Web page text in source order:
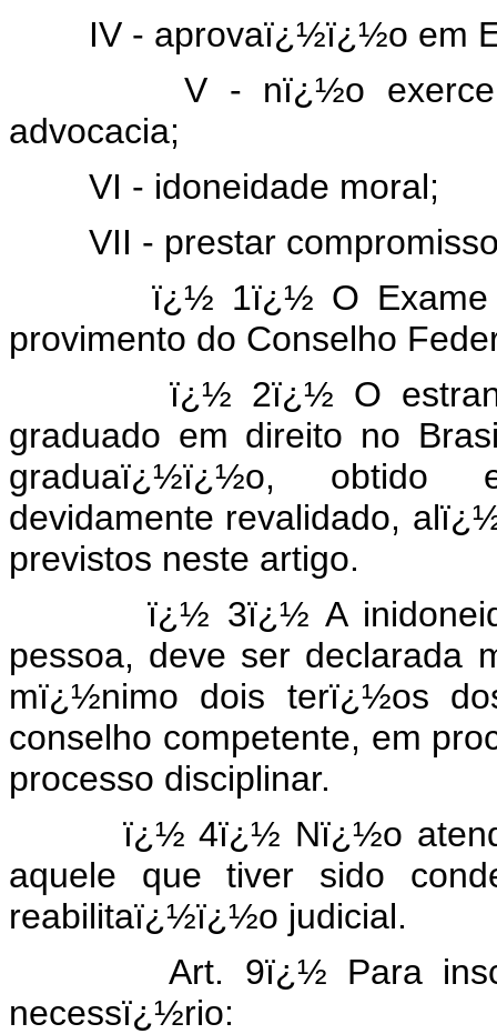
IV - aprovaï¿½ï¿½o em
V - nï¿½o exercer
advocacia;
VI - idoneidade moral;
VII - prestar compromisso
ï¿½ 1ï¿½ O Exame da
provimento do Conselho
ï¿½ 2ï¿½ O
graduado em direito no
graduaï¿½ï¿½o, obtido
devidamente revalidado,
previstos neste artigo.
ï¿½ 3ï¿½ A
pessoa, deve ser declarada
mï¿½nimo dois terï¿½os
conselho competente, em
processo disciplinar.
ï¿½ 4ï¿½ Nï¿½o atende
aquele que tiver sido
reabilitaï¿½ï¿½o judicial.
Art. 9ï¿½ Para
necessï¿½rio: